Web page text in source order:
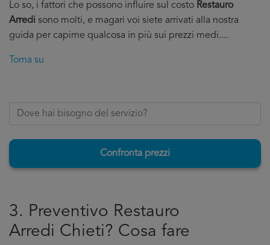
Lo so, i fattori che possono influire sul costo Restauro
Arredi sono molti, e magari voi siete arrivati alla nostra
guida per capirne qualcosa in più sui prezzi medi....
Torna su
Confronta prezzi
3. Preventivo Restauro
Arredi Chieti? Cosa fare